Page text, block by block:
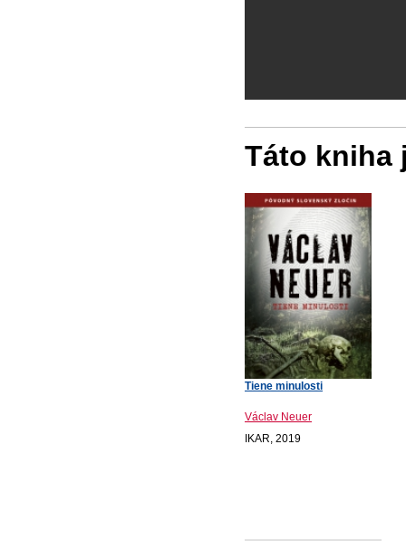
Táto
Tiene minulosti
Václav Neuer
IKAR, 2019